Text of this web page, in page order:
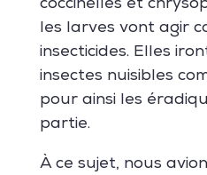
coccinelles et
les larves vont agir
insecticides. Elles
insectes nuisibles
pour ainsi les
partie.
À ce sujet, nous